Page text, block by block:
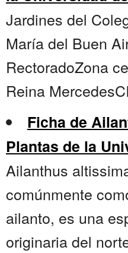
Jardines del
María del Buen
RectoradoZona
Reina
Ficha de
Plantas de la
Ailanthus
comúnmente
ailanto, es una
originaria del